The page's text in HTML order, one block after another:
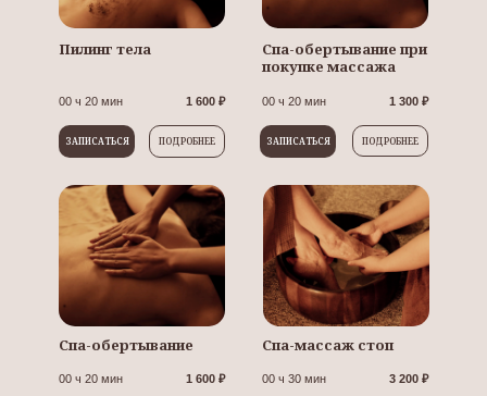
Спа-обертывание при
покупке массажа
00 ч 20 мин
1 300 ₽
Спа-обертывание
00 ч 20 мин
1 600 ₽
Спа-массаж стоп
00 ч 30 мин 3 200 ₽
ЗАПИСАТЬСЯ ПОДРОБНЕЕ
Пилинг тела
00 ч 20 мин 1 600 ₽
ЗАПИСАТЬСЯ ПОДРОБНЕЕ